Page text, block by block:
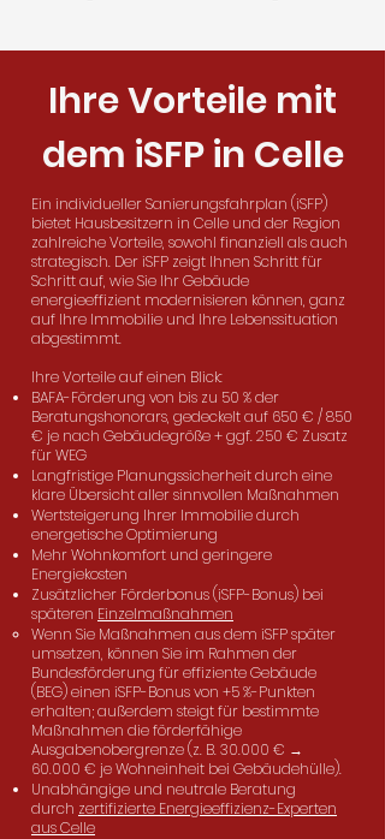
Ihre Vorteile mit
dem iSFP in Celle
Ein individueller Sanierungsfahrplan (iSFP)
bietet Hausbesitzern in Celle und der Region
zahlreiche Vorteile, sowohl finanziell als auch
strategisch. Der iSFP zeigt Ihnen Schritt für
Schritt auf, wie Sie Ihr Gebäude
energieeffizient modernisieren können, ganz
auf Ihre Immobilie und Ihre Lebenssituation
abgestimmt.
Ihre Vorteile auf einen Blick:
BAFA-Förderung von bis zu 50 % der
Beratungshonorars, gedeckelt auf 650 € / 850
€ je nach Gebäudegröße + ggf. 250 € Zusatz
für WEG
Langfristige Planungssicherheit durch eine
klare Übersicht aller sinnvollen Maßnahmen
Wertsteigerung Ihrer Immobilie durch
energetische Optimierung
Mehr Wohnkomfort und geringere
Energiekosten
Zusätzlicher Förderbonus (iSFP-Bonus) bei
späteren Einzelmaßnahmen
Wenn Sie Maßnahmen aus dem iSFP später
umsetzen, können Sie im Rahmen der
Bundesförderung für effiziente Gebäude
(BEG) einen iSFP-Bonus von +5 %-Punkten
erhalten; außerdem steigt für bestimmte
Maßnahmen die förderfähige
Ausgabenobergrenze (z. B. 30.000 € →
60.000 € je Wohneinheit bei Gebäudehülle).
Unabhängige und neutrale Beratung
durch zertifizierte Energieeffizienz-Experten
aus Celle